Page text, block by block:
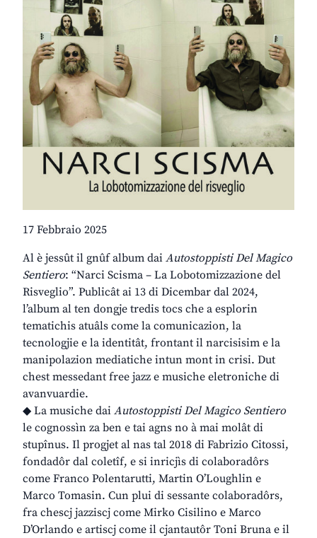
17 Febbraio 2025
Al è jessût il gnûf album dai Autostoppisti Del Magico
Sentiero: “Narci Scisma – La Lobotomizzazione del
Risveglio”. Publicât ai 13 di Dicembar dal 2024,
l’album al ten dongje tredis tocs che a esplorin
tematichis atuâls come la comunicazion, la
tecnologjie e la identitât, frontant il narcisisim e la
manipolazion mediatiche intun mont in crisi. Dut
chest messedant free jazz e musiche eletroniche di
avanvuardie.
◆ La musiche dai Autostoppisti Del Magico Sentiero
le cognossìn za ben e tai agns no à mai molât di
stupînus. Il progjet al nas tal 2018 di Fabrizio Citossi,
fondadôr dal coletîf, e si inricjìs di colaboradôrs
come Franco Polentarutti, Martin O’Loughlin e
Marco Tomasin. Cun plui di sessante colaboradôrs,
fra chescj jazziscj come Mirko Cisilino e Marco
D’Orlando e artiscj come il cjantautôr Toni Bruna e il